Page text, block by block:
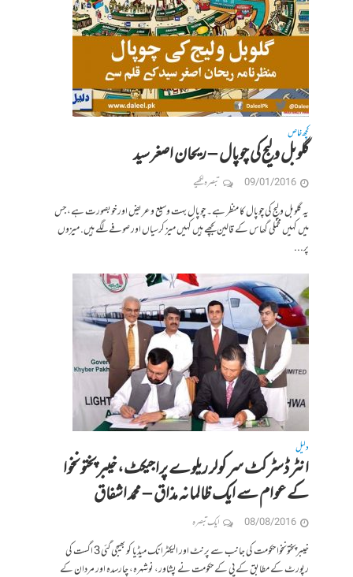
کچھ خاص
گلوبل ولیج کی چوپال – ریحان اصغر سید
09/01/2016 تبصرہ لکھیے
یہ گلوبل ولیج کی چوپال کا منظر ہے۔ چوپال بہت وسیع و عریض اور خوبصورت ہے، جس
میں کہیں مخملی گھاس کے قالین بچھے ہیں کہیں میز کرسیاں اور صوفے لگے ہیں. میزوں
پر...
دلیل
انٹر ڈسٹرکٹ سرکولر ریلوے پراجیکٹ، خیبرپختونخوا
کے عوام سے ایک ظالمانہ مذاق – محمد اشفاق
08/08/2016 ایک تبصرہ
خیبرپختونخوا حکومت کی جانب سے پرنٹ اور الیکٹرانک میڈیا کو بھیجی گئی 3 اگست کی
رپورٹ کے مطابق کے پی کے حکومت نے پشاور، نوشہرہ، چارسدہ اور مردان کے